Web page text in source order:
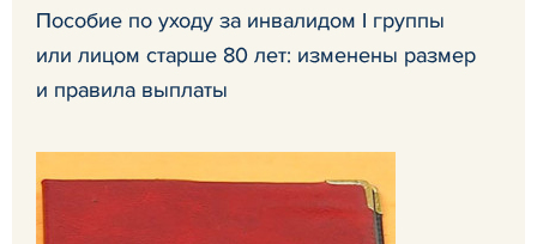
Пособие по уходу за инвалидом I группы
или лицом старше 80 лет: изменены размер
и правила выплаты